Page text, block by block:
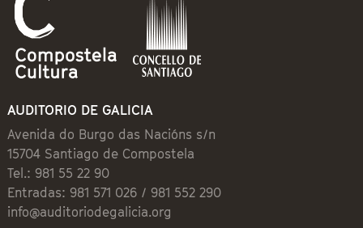
AUDITORIO DE GALICIA
Avenida do Burgo das Nacións s/n
15704 Santiago de Compostela
Tel.: 981 55 22 90
Entradas: 981 571 026 / 981 552 290
info@auditoriodegalicia.org